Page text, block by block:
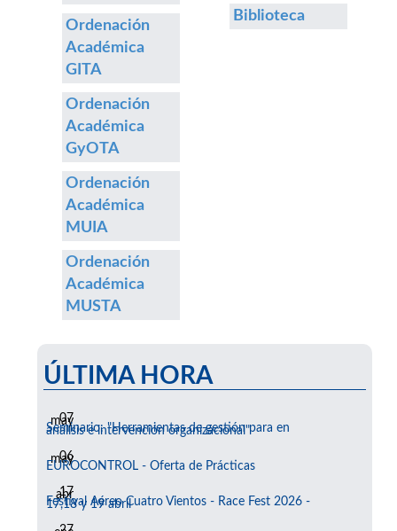
Ordenación
Académica
GITA
Ordenación
Académica
GyOTA
Ordenación
Académica
MUIA
Ordenación
Académica
MUSTA
Biblioteca
ÚLTIMA HORA
07
may
Seminario: "Herramientas de gestión para en
análisis e intervención organizacional"
06
may
EUROCONTROL - Oferta de Prácticas
17
abr
Festival Aéreo Cuatro Vientos - Race Fest 2026 -
17,18 y 19 abril